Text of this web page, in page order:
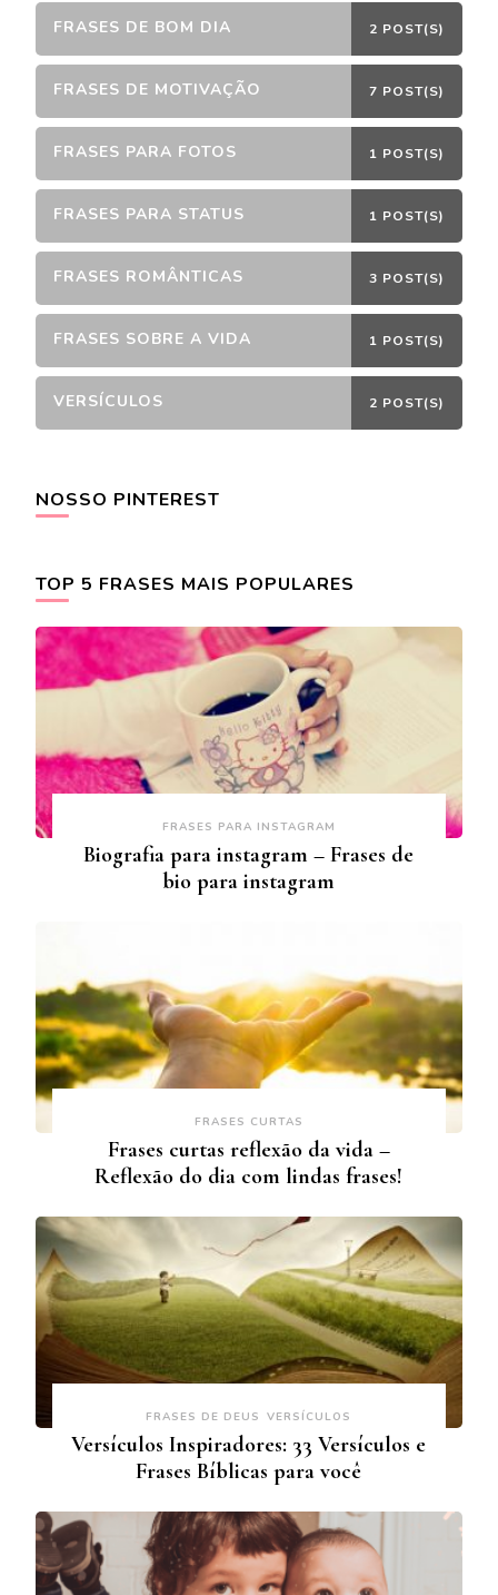
FRASES DE BOM DIA 2 POST(S)
FRASES DE MOTIVAÇÃO 7 POST(S)
FRASES PARA FOTOS 1 POST(S)
FRASES PARA STATUS 1 POST(S)
FRASES ROMÂNTICAS 3 POST(S)
FRASES SOBRE A VIDA 1 POST(S)
VERSÍCULOS 2 POST(S)
NOSSO PINTEREST
TOP 5 FRASES MAIS POPULARES
FRASES PARA INSTAGRAM
Biografia para instagram – Frases de
bio para instagram
FRASES CURTAS
Frases curtas reflexão da vida –
Reflexão do dia com lindas frases!
FRASES DE DEUS VERSÍCULOS
Versículos Inspiradores: 33 Versículos e
Frases Bíblicas para você